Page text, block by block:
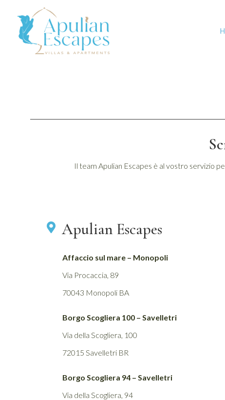
Il team Apulian Escapes è al vostro servizio
Apulian Escapes
Affaccio sul mare – Monopoli
Via Procaccia, 89
70043 Monopoli BA
Borgo Scogliera 100 – Savelletri
Via della Scogliera, 100
72015 Savelletri BR
Borgo Scogliera 94 – Savelletri
Via della Scogliera, 94